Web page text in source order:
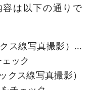
は以下の通りで
ス線写真撮影）…
ック
ス線写真撮影）